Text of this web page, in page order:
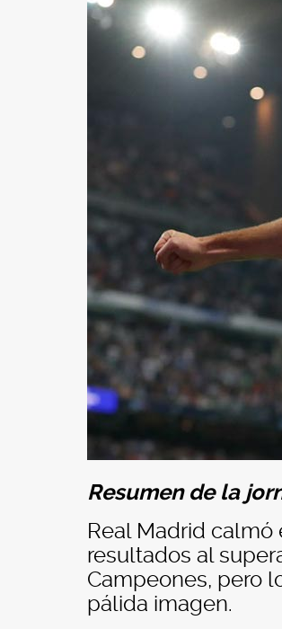
Resumen de la
Real Madrid
resultados al
Campeones, pero
pálida imagen.